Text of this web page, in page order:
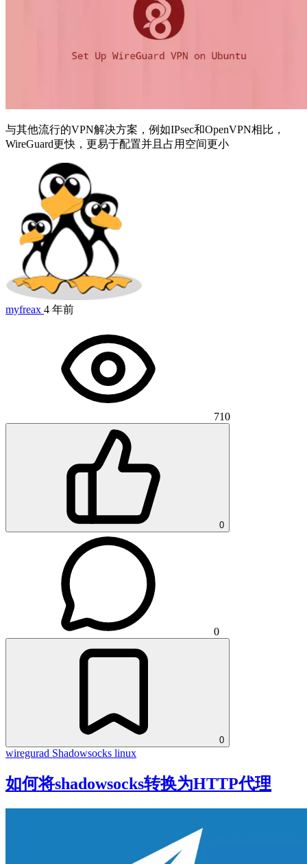
与其他流行的VPN解决方案，例如IPsec和OpenVPN相比，
WireGuard更快，更易于配置并且占用空间更小
myfreax 4 年前
710
0
0
0
wiregurad Shadowsocks linux
如何将shadowsocks转换为HTTP代理